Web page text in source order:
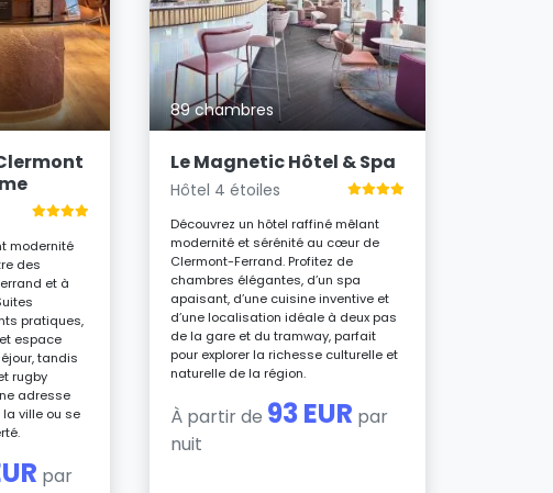
modernité
des
et à
pratiques,
espace
tandis
rugby
adresse
la ville ou se
par
89 chambres
Le Magnetic Hôtel & Spa
Hôtel 4 étoiles
Découvrez un hôtel raffiné mêlant
modernité et sérénité au cœur de
Clermont-Ferrand. Profitez de
chambres élégantes, d’un spa
apaisant, d’une cuisine inventive et
d’une localisation idéale à deux pas
de la gare et du tramway, parfait
pour explorer la richesse culturelle et
naturelle de la région.
À partir de 93 EUR par
nuit